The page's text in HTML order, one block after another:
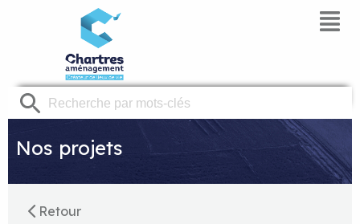
Nos projets
Retour
Panneau de gestion des cookies